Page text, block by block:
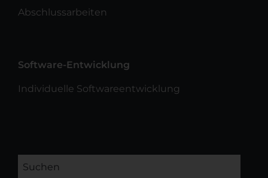
Abschlussarbeiten
Software-Entwicklung
Individuelle Softwareentwicklung